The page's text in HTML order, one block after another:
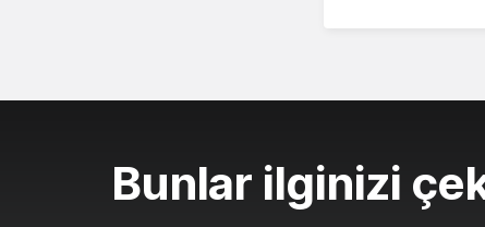
Bunlar ilginizi